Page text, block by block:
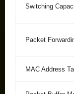
Switching
Packet
MAC Address